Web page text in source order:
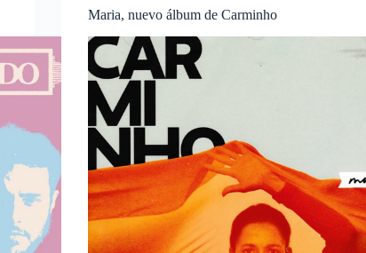
Maria, nuevo álbum de Carminho